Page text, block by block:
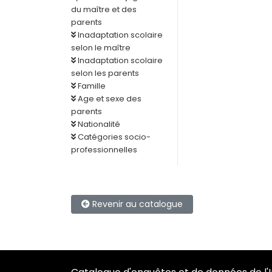
du maître et des
parents
Inadaptation scolaire
selon le maître
Inadaptation scolaire
selon les parents
Famille
Age et sexe des
parents
Nationalité
Catégories socio-
professionnelles
Revenir au catalogue